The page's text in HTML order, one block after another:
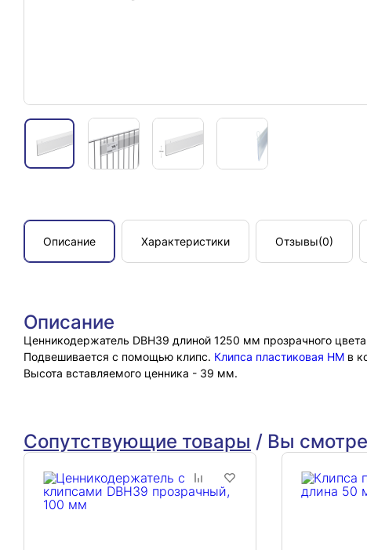
Описание Характеристики Отзывы(0)
Описание
Ценникодержатель DBH39 длиной 1250 мм прозрачного
Подвешивается с помощью клипс. Клипса пластиковая HM в
Высота вставляемого ценника - 39 мм.
Сопутствующие товары / Вы